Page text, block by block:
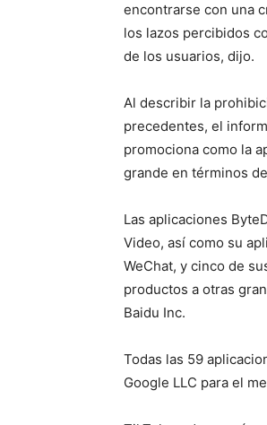
encontrarse con una
los lazos percibidos
de los usuarios, dijo.
Al describir la
precedentes, el
promociona como la
grande en términos
Las aplicaciones
Video, así como su
WeChat, y cinco de
productos a otras
Baidu Inc.
Todas las 59
Google LLC para el